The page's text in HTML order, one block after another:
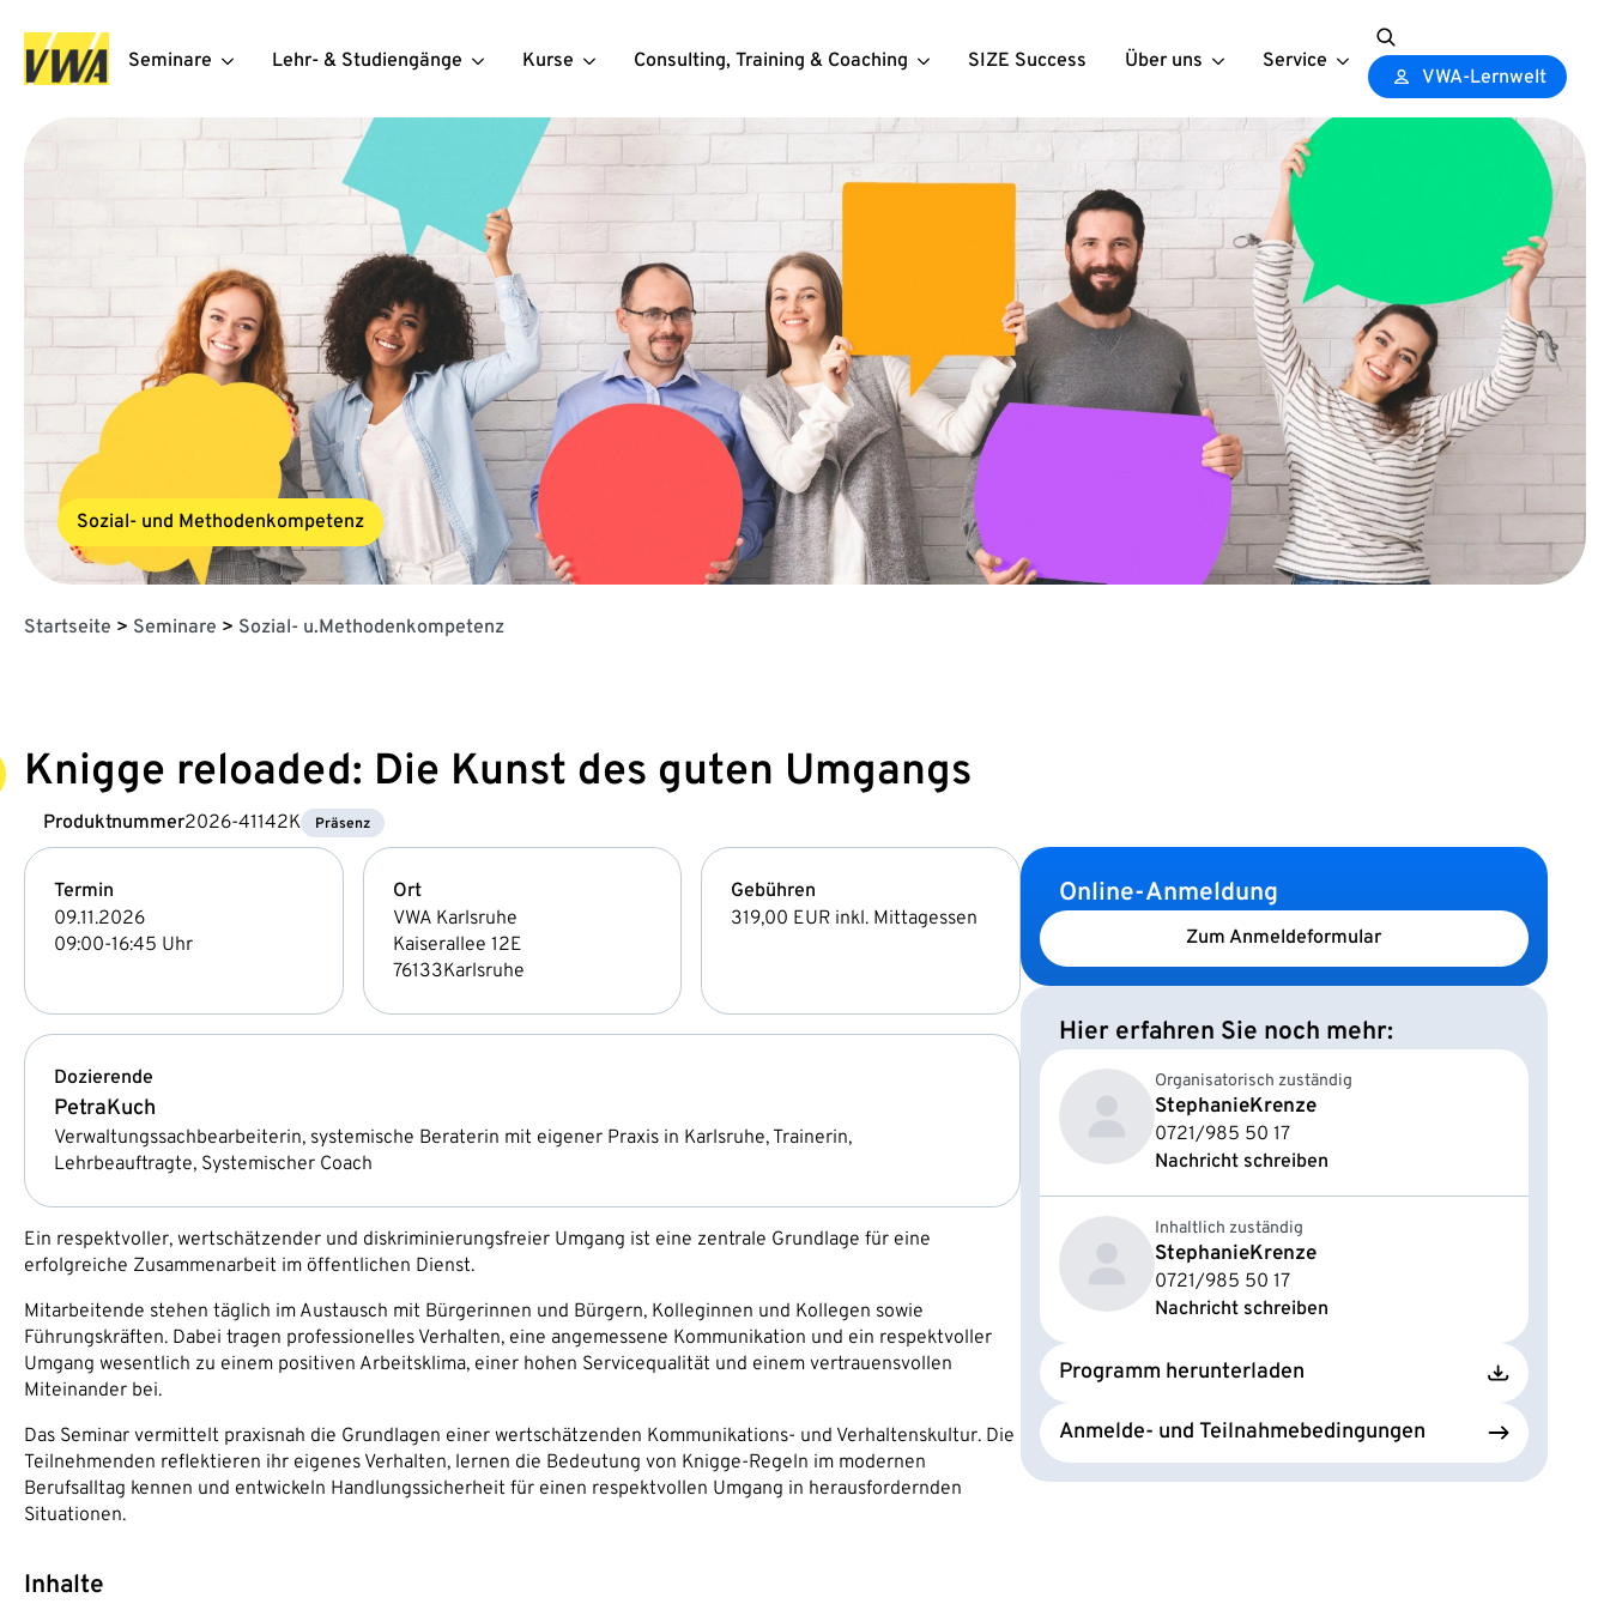
Seminare Lehr- & Studiengänge Kurse Consulting, Training & Coaching SIZE Success Über uns Service
Search
for:
VWA-Lernwelt
Sozial- und Methodenkompetenz
Startseite > Seminare > Sozial- u.Methodenkompetenz
Knigge reloaded: Die Kunst des guten Umgangs
Produktnummer2026-41142K Präsenz
Termin
09.11.2026
09:00-16:45 Uhr
Ort
VWA Karlsruhe
Kaiserallee 12E
76133Karlsruhe
Gebühren
319,00 EUR inkl. Mittagessen
Dozierende
PetraKuch
Verwaltungssachbearbeiterin, systemische Beraterin mit eigener Praxis in Karlsruhe, Trainerin,
Lehrbeauftragte, Systemischer Coach
Ein respektvoller, wertschätzender und diskriminierungsfreier Umgang ist eine zentrale Grundlage für eine
erfolgreiche Zusammenarbeit im öffentlichen Dienst.
Mitarbeitende stehen täglich im Austausch mit Bürgerinnen und Bürgern, Kolleginnen und Kollegen sowie
Führungskräften. Dabei tragen professionelles Verhalten, eine angemessene Kommunikation und ein respektvoller
Umgang wesentlich zu einem positiven Arbeitsklima, einer hohen Servicequalität und einem vertrauensvollen
Miteinander bei.
Das Seminar vermittelt praxisnah die Grundlagen einer wertschätzenden Kommunikations- und Verhaltenskultur. Die
Teilnehmenden reflektieren ihr eigenes Verhalten, lernen die Bedeutung von Knigge-Regeln im modernen
Berufsalltag kennen und entwickeln Handlungssicherheit für einen respektvollen Umgang in herausfordernden
Situationen.
Inhalte
Online-Anmeldung
Zum Anmeldeformular
Hier erfahren Sie noch mehr:
Organisatorisch zuständig
StephanieKrenze
0721/985 50 17
Nachricht schreiben
Inhaltlich zuständig
StephanieKrenze
0721/985 50 17
Nachricht schreiben
Programm herunterladen
Anmelde- und Teilnahmebedingungen